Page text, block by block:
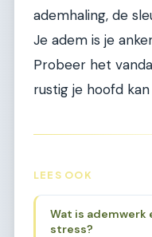
ademhaling, de
Je adem is je
Probeer het
rustig je hoofd kan
LEES OOK
Wat is ademwerk
stress?